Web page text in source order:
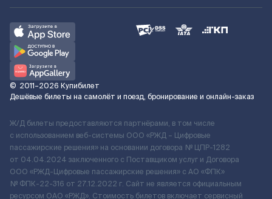
© 2011–2026 Купибилет
Дешёвые билеты на самолёт и поезд, бронирование и онлайн-заказ
Ж/Д билеты предоставляются партнёрами, в том числе
с использованием веб-системы ООО «РЖД – Цифровые
пассажирские решения» на основании договора № ЦПР-1282
от 04.04.2024 заключенного с Поставщиком услуг и Договора
ООО «РЖД-Цифровые пассажирские решения» c АО «ФПК»
№ ФПК-22-316 от 27.12.2022 г. Сайт не является официальным
ресурсом ОАО «РЖД». Стоимость билетов включает сервисный